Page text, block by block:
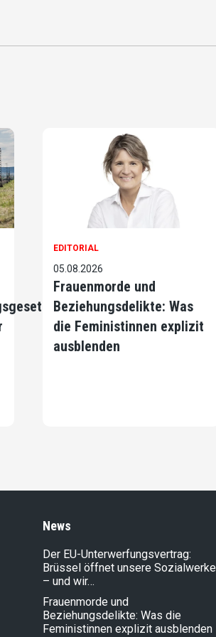
EDITORIAL
05.08.2026
Frauenmorde und
Beziehungsdelikte: Was
die Feministinnen explizit
ausblenden
News
Der EU-Unterwerfungsvertrag:
Brüssel öffnet unsere Sozialwerke
– und wir…
Frauenmorde und
Beziehungsdelikte: Was die
Feministinnen explizit ausblenden